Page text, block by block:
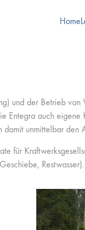
Home
und der Betrieb
Entegra auch
damit unmittelbar den
für
Restwasser).